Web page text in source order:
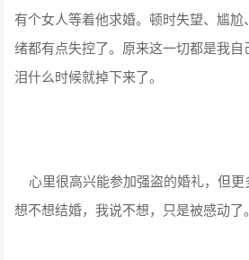
有个女人等着他求婚。顿时失望、尴
绪都有点失控了。原来这一切都是我
泪什么时候就掉下来了。
心里很高兴能参加强盗的婚礼，但
想不想结婚，我说不想，只是被感动了。